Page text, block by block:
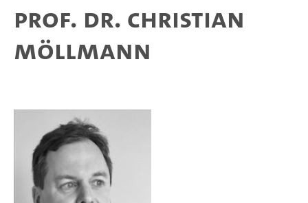
Prof. Dr. Christian
Möllmann